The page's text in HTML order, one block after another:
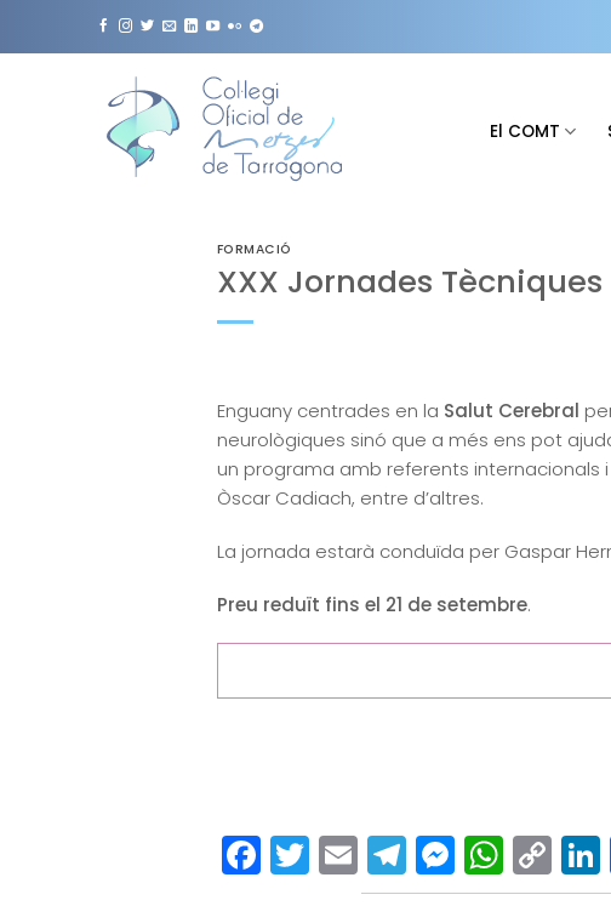
El COMT
FORMACIÓ
XXX Jornades
Enguany centrades en la Salut Cerebral
neurològiques sinó que a més ens pot
un programa amb referents internacionals
Òscar Cadiach, entre d’altres.
La jornada estarà conduïda per Gaspar
Preu reduït fins el 21 de setembre.
Facebook
Twitter
EmailTelegram